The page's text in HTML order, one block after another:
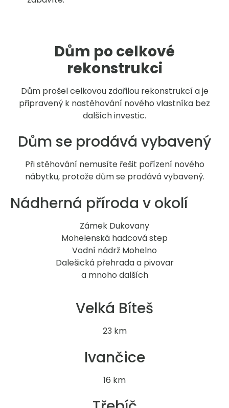
Dům po celkové
rekonstrukci
Dům prošel celkovou zdařilou rekonstrukcí a je
připravený k nastěhování nového vlastníka bez
dalších investic.
Dům se prodává vybavený
Při stěhování nemusíte řešit pořízení nového
nábytku, protože dům se prodává vybavený.
Nádherná příroda v okolí
Zámek Dukovany
Mohelenská hadcová step
Vodní nádrž Mohelno
Dalešická přehrada a pivovar
a mnoho dalších
Velká Bíteš
23 km
Ivančice
16 km